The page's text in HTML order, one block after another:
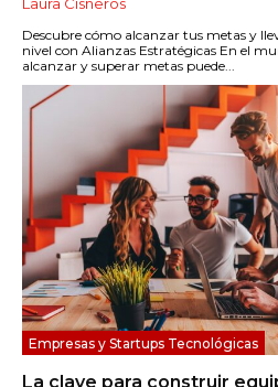
Descubre cómo alcanzar tus metas y
nivel con Alianzas Estratégicas En el
alcanzar y superar metas puede...
Empresas y Startups Tecnológicas
La clave para construir